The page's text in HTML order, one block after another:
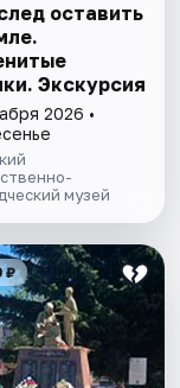
оставить
Экскурсия
2026 •
музей
₽